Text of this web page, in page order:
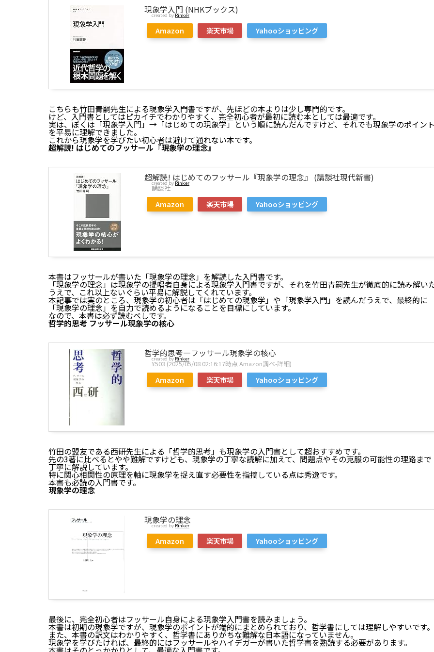
現象学入門 (NHKブックス)
created byRinker
Amazon 楽天市場 Yahooショッピング
こちらも竹田青嗣先生による現象学入門書ですが、先ほどの本よりは少し専門的です。
けど、入門書としてはピカイチでわかりやすく、完全初心者が最初に読む本としては最適です。
実は、ぼくは「現象学入門」→「はじめての現象学」という順に読んだんですけど、それでも現象学のポイン
を平易に理解できました。
これから現象学を学びたい初心者は避けて通れない本です。
超解読! はじめてのフッサール『現象学の理念』
超解読! はじめてのフッサール『現象学の理念』 (講談社現代新書)
created byRinker
講談社
Amazon 楽天市場 Yahooショッピング
本書はフッサールが書いた「現象学の理念」を解読した入門書です。
「現象学の理念」は現象学の提唱者自身による現象学入門書ですが、それを竹田青嗣先生が徹底的に読み解い
うえで、これ以上ないぐらい平易に解説してくれています。
本記事では実のところ、現象学の初心者は「はじめての現象学」や「現象学入門」を読んだうえで、最終的に
「現象学の理念」を自力で読めるようになることを目標にしています。
なので、本書は必ず読むべしです。
哲学的思考 フッサール現象学の核心
哲学的思考―フッサール現象学の核心
created byRinker
¥503 (2025/05/08 02:16:17時点 Amazon調べ-詳細)
Amazon 楽天市場 Yahooショッピング
竹田の盟友である西研先生による「哲学的思考」も現象学の入門書として超おすすめです。
先の3著に比べるとやや難解ですけども、現象学の丁寧な読解に加えて、問題点やその克服の可能性の理路まで
丁寧に解説しています。
特に関心相関性の原理を軸に現象学を捉え直す必要性を指摘している点は秀逸です。
本書も必読の入門書です。
現象学の理念
現象学の理念
created by Rinker
Amazon 楽天市場 Yahooショッピング
最後に、完全初心者はフッサール自身による現象学入門書を読みましょう。
本書は初期の現象学ですが、現象学のポイントが端的にまとめられており、哲学書にしては理解しやすいです。
また、本書の訳文はわかりやすく、哲学書にありがちな難解な日本語になっていません。
現象学を学びたければ、最終的にはフッサールやハイデガーが書いた哲学書を熟読する必要があります。